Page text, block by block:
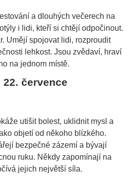
a dlouhých večerech na
i lidi, kteří si chtějí odpočinout.
Umějí spojovat lidi, rozproudit
lehkost. Jsou zvědaví, hraví
na jednom místě.
22. července
utišit bolest, uklidnit mysl a
objetí od někoho blízkého.
bezpečné zázemí a bývají
ruku. Někdy zapomínají na
jejich největší síla.